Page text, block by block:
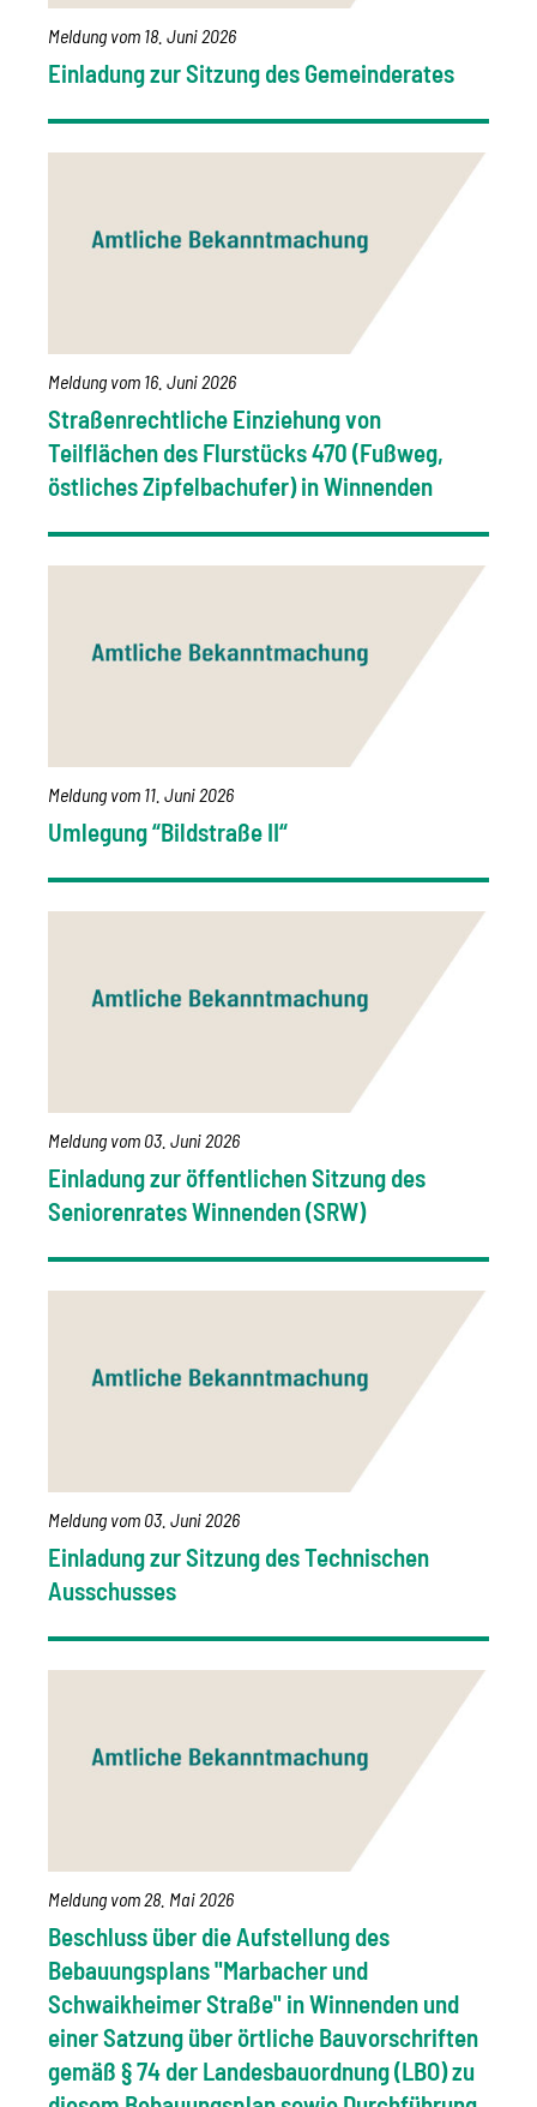
Meldung vom 18. Juni 2026
Einladung zur Sitzung des Gemeinderates
Meldung vom 16. Juni 2026
Straßenrechtliche Einziehung von
Teilflächen des Flurstücks 470 (Fußweg,
östliches Zipfelbachufer) in Winnenden
Meldung vom 11. Juni 2026
Umlegung “Bildstraße II“
Meldung vom 03. Juni 2026
Einladung zur öffentlichen Sitzung des
Seniorenrates Winnenden (SRW)
Meldung vom 03. Juni 2026
Einladung zur Sitzung des Technischen
Ausschusses
Meldung vom 28. Mai 2026
Beschluss über die Aufstellung des
Bebauungsplans "Marbacher und
Schwaikheimer Straße" in Winnenden und
einer Satzung über örtliche Bauvorschriften
gemäß § 74 der Landesbauordnung (LBO) zu